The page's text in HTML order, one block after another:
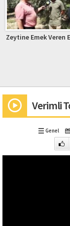
Zeytine Emek Veren
Verimli
Genel